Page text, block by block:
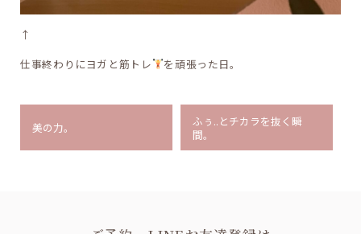
↑
仕事終わりにヨガと筋トレ
を頑張った日。
美の力。
ふぅ..とチカラを抜く瞬
間。